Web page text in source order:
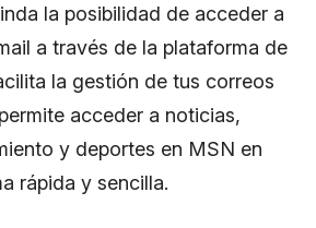
la posibilidad de acceder a
a través de la plataforma de
la gestión de tus correos
acceder a noticias,
y deportes en MSN en
rápida y sencilla.